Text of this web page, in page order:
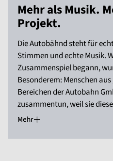
Mehr als Musik.
Projekt.
Die Autobähnd steht für
Stimmen und echte Musik.
Zusammenspiel begann,
Besonderem: Menschen
Bereichen der Autobahn
zusammentun, weil sie
Mehr